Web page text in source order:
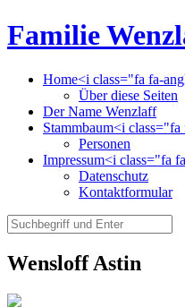
Familie
Home<i class="fa fa-
Über diese Seiten
Der Name Wenzlaff
Stammbaum<i
Personen
Impressum<i class="fa
Datenschutz
Kontaktformular
Wensloff Astin